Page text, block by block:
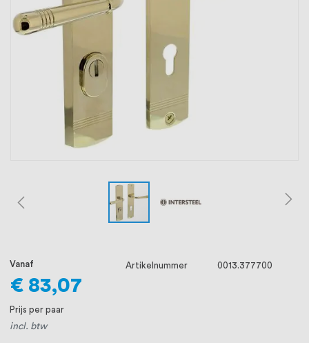
ons voorop, want we geloven dat een
goede relatie met onze klanten het
verschil maakt.
Vanaf
€ 83,07
Prijs per paar
incl. btw
Artikelnummer 0013.377700